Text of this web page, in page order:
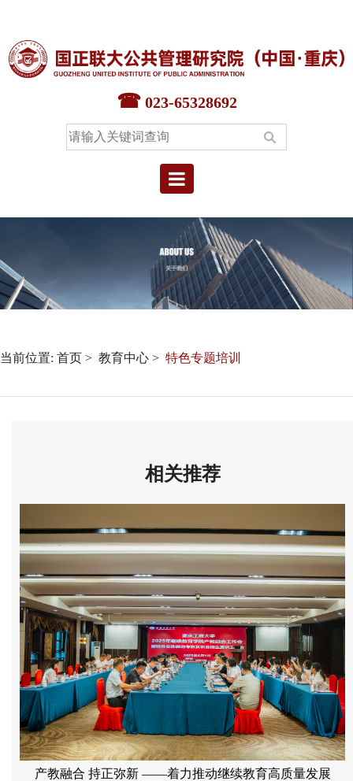
023-65328692
首页
专家中心
当前位置: 首页 教育中心 特色专题培训
相关推荐
产教融合 持正弥新 ——着力推动继续教育高质量发展